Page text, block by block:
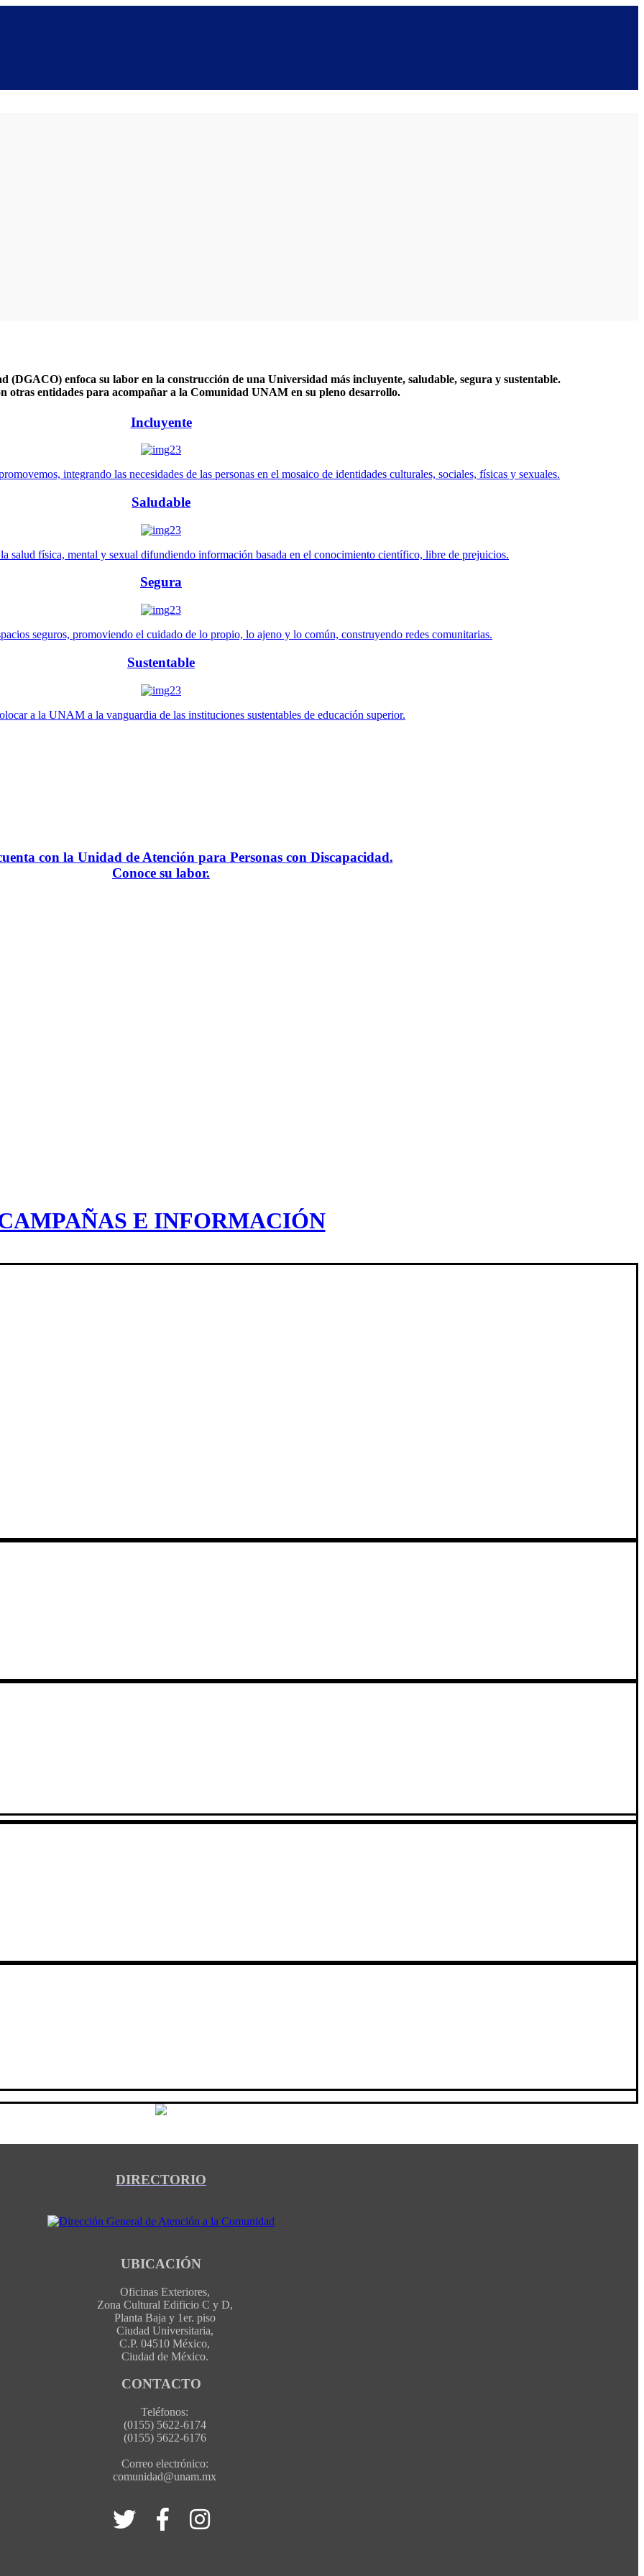
(DGACO) enfoca su labor en la construcción de una Universidad más incluyente, saludable, segura y sustentable.
otras entidades para acompañar a la Comunidad UNAM en su pleno desarrollo.
Incluyente
integrando las necesidades de las personas en el mosaico de identidades culturales, sociales, físicas y sexuales.
Saludable
salud física, mental y sexual difundiendo información basada en el conocimiento científico, libre de prejuicios.
Segura
seguros, promoviendo el cuidado de lo propio, lo ajeno y lo común, construyendo redes comunitarias.
Sustentable
a la UNAM a la vanguardia de las instituciones sustentables de educación superior.
con la Unidad de Atención para Personas con Discapacidad.
Conoce su labor.
E INFORMACIÓN
DIRECTORIO
UBICACIÓN
Oficinas Exteriores,
Zona Cultural Edificio C y D,
Planta Baja y 1er. piso
Ciudad Universitaria,
C.P. 04510 México,
Ciudad de México.
CONTACTO
Teléfonos:
(0155) 5622-6174
(0155) 5622-6176
Correo electrónico:
comunidad@unam.mx